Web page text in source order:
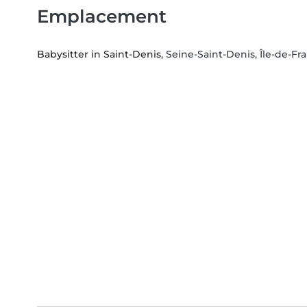
Emplacement
Babysitter in Saint-Denis, Seine-Saint-Denis, Île-de-